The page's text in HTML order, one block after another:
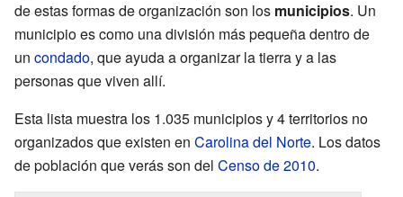
de estas formas de organización son los municipios. Un
municipio es como una división más pequeña dentro de
un condado, que ayuda a organizar la tierra y a las
personas que viven allí.
Esta lista muestra los 1.035 municipios y 4 territorios no
organizados que existen en Carolina del Norte. Los datos
de población que verás son del Censo de 2010.